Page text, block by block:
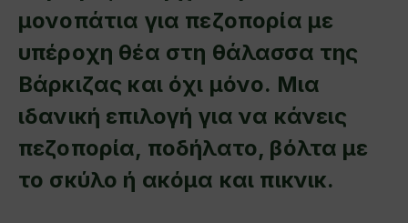
μονοπάτια για πεζοπορία με
υπέροχη θέα στη θάλασσα της
Βάρκιζας και όχι μόνο. Μια
ιδανική επιλογή για να κάνεις
πεζοπορία, ποδήλατο, βόλτα με
το σκύλο ή ακόμα και πικνικ.